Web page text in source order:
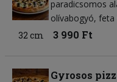
paradicsomos
olívabogyó feta
32 cm
3 990 Ft
Gyrosos